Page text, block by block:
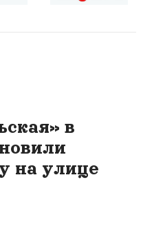
в
на улице